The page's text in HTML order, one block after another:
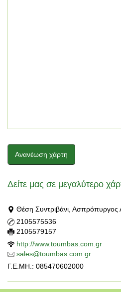
Ανανέωση χάρτη
Δείτε μας σε μεγαλύτερο
Θέση Συντριβάνι, Ασπρόπυργος
2105575536
2105579157
http://www.toumbas.com.gr
sales@toumbas.com.gr
Γ.Ε.ΜΗ.: 085470602000